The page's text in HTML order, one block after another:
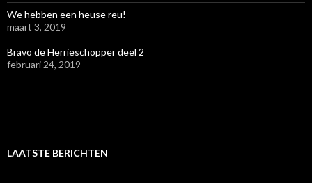
We hebben een heuse reu!
maart 3, 2019
Bravo de Herrieschopper deel 2
februari 24, 2019
LAATSTE BERICHTEN